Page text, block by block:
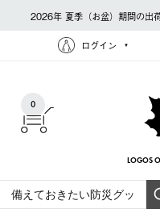
2026年 夏季（お盆）期間の出
ログイン
0
LOGOS